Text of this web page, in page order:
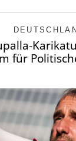
für